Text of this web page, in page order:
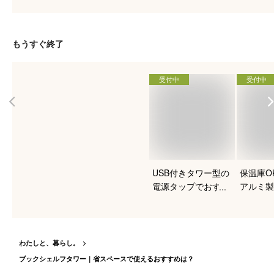
もうすぐ終了
受付中
USB付きタワー型の
電源タップでおすす
受付中
保温庫
アルミ
わたしと、暮らし。
ブックシェルフタワー｜省スペースで使えるおすすめは？